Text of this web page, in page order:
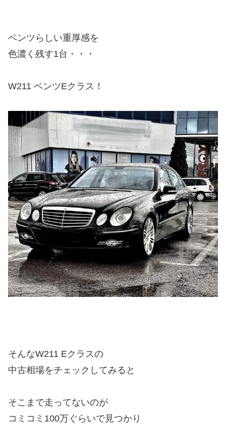
ベンツらしい重厚感を
色濃く残す1台・・・
W211 ベンツEクラス！
そんなW211 Eクラスの
中古相場をチェックしてみると
そこまで走ってないのが
コミコミ100万ぐらいで見つかり